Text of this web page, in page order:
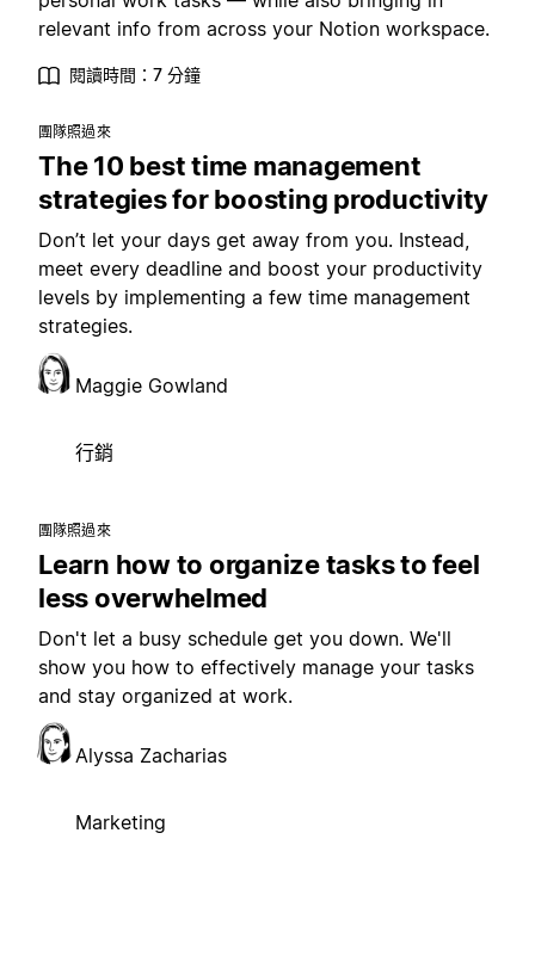
relevant info from across your Notion workspace.
閱讀時間：7 分鐘
團隊照過來
The 10 best time management
strategies for boosting productivity
Don’t let your days get away from you. Instead,
meet every deadline and boost your productivity
levels by implementing a few time management
strategies.
Maggie Gowland
行銷
團隊照過來
Learn how to organize tasks to feel
less overwhelmed
Don't let a busy schedule get you down. We'll
show you how to effectively manage your tasks
and stay organized at work.
Alyssa Zacharias
Marketing